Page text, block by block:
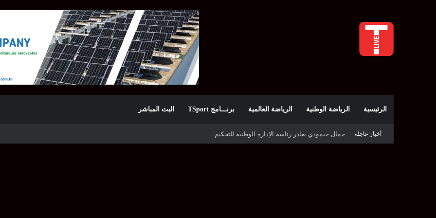
الرئيسية الرياضة الوطنية الرياضة العالمية برنـــامج TSport البث المباشر
أخبار عاجلة